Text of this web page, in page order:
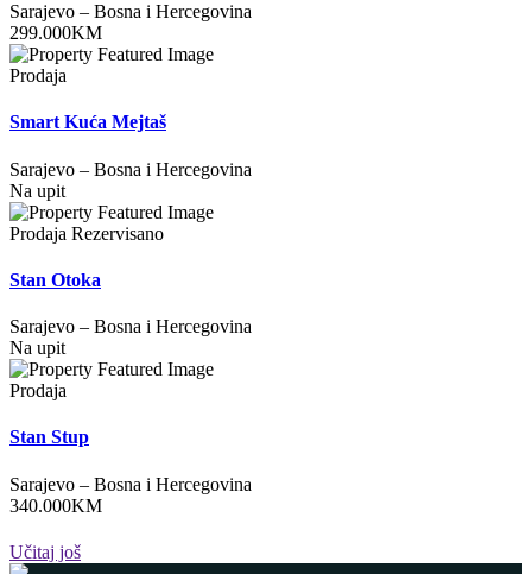
Sarajevo – Bosna i Hercegovina
299.000KM
Prodaja
Smart Kuća Mejtaš
Sarajevo – Bosna i Hercegovina
Na upit
Prodaja Rezervisano
Stan Otoka
Sarajevo – Bosna i Hercegovina
Na upit
Prodaja
Stan Stup
Sarajevo – Bosna i Hercegovina
340.000KM
Učitaj još